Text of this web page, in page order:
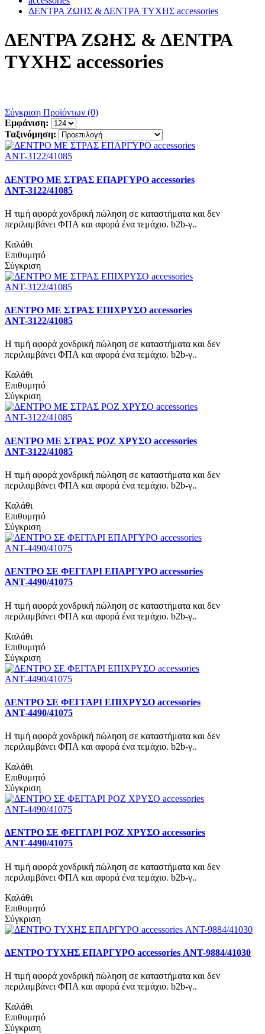
ΔΕΝΤΡΑ ΖΩΗΣ & ΔΕΝΤΡΑ ΤΥΧΗΣ accessories
ΔΕΝΤΡΑ ΖΩΗΣ & ΔΕΝΤΡΑ
ΤΥΧΗΣ accessories
Σύγκριση Προϊόντων (0)
Εμφάνιση:
Ταξινόμηση:
ΔΕΝΤΡΟ ΜΕ ΣΤΡΑΣ ΕΠΑΡΓΥΡΟ accessories
ΑΝΤ-3122/41085
Η τιμή αφορά χονδρική πώληση σε καταστήματα και δεν
περιλαμβάνει ΦΠΑ και αφορά ένα τεμάχιο. b2b-γ..
Καλάθι
Επιθυμητό
Σύγκριση
ΔΕΝΤΡΟ ΜΕ ΣΤΡΑΣ ΕΠΙΧΡΥΣΟ accessories
ΑΝΤ-3122/41085
Η τιμή αφορά χονδρική πώληση σε καταστήματα και δεν
περιλαμβάνει ΦΠΑ και αφορά ένα τεμάχιο. b2b-γ..
Καλάθι
Επιθυμητό
Σύγκριση
ΔΕΝΤΡΟ ΜΕ ΣΤΡΑΣ ΡΟΖ ΧΡΥΣΟ accessories
ΑΝΤ-3122/41085
Η τιμή αφορά χονδρική πώληση σε καταστήματα και δεν
περιλαμβάνει ΦΠΑ και αφορά ένα τεμάχιο. b2b-γ..
Καλάθι
Επιθυμητό
Σύγκριση
ΔΕΝΤΡΟ ΣΕ ΦΕΓΓΑΡΙ ΕΠΑΡΓΥΡΟ accessories
ΑΝΤ-4490/41075
Η τιμή αφορά χονδρική πώληση σε καταστήματα και δεν
περιλαμβάνει ΦΠΑ και αφορά ένα τεμάχιο. b2b-γ..
Καλάθι
Επιθυμητό
Σύγκριση
ΔΕΝΤΡΟ ΣΕ ΦΕΓΓΑΡΙ ΕΠΙΧΡΥΣΟ accessories
ΑΝΤ-4490/41075
Η τιμή αφορά χονδρική πώληση σε καταστήματα και δεν
περιλαμβάνει ΦΠΑ και αφορά ένα τεμάχιο. b2b-γ..
Καλάθι
Επιθυμητό
Σύγκριση
ΔΕΝΤΡΟ ΣΕ ΦΕΓΓΑΡΙ ΡΟΖ ΧΡΥΣΟ accessories
ΑΝΤ-4490/41075
Η τιμή αφορά χονδρική πώληση σε καταστήματα και δεν
περιλαμβάνει ΦΠΑ και αφορά ένα τεμάχιο. b2b-γ..
Καλάθι
Επιθυμητό
Σύγκριση
ΔΕΝΤΡΟ ΤΥΧΗΣ ΕΠΑΡΓΥΡΟ accessories ΑΝΤ-9884/41030
Η τιμή αφορά χονδρική πώληση σε καταστήματα και δεν
περιλαμβάνει ΦΠΑ και αφορά ένα τεμάχιο. b2b-γ..
Καλάθι
Επιθυμητό
Σύγκριση